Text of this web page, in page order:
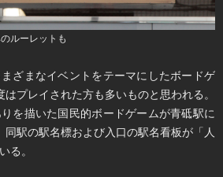
ルーレットも
ざまなイベントをテーマにしたボードゲ
プレイされた方も多いものと思われる。
を描いた国民的ボードゲームが青砥駅に
駅の駅名標および入口の駅名看板が「人
る。